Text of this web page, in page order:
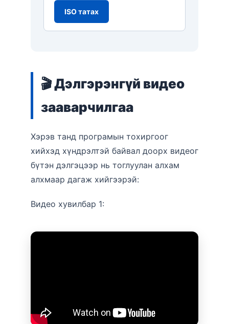
ISO татах
🎬 Дэлгэрэнгүй видео
зааварчилгаа
Хэрэв танд програмын тохиргоог
хийхэд хүндрэлтэй байвал доорх видеог
бүтэн дэлгэцээр нь тоглуулан алхам
алхмаар дагаж хийгээрэй:
Видео хувилбар 1: